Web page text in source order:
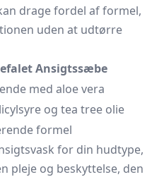
drage fordel af formel,
uden at udtørre
Ansigtssæbe
med aloe vera
og tea tree olie
formel
for din hudtype,
pleje og beskyttelse, den